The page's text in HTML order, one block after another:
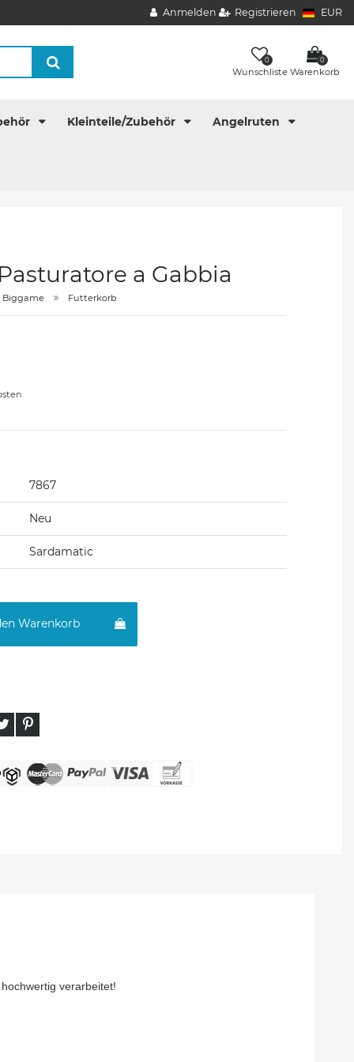
Anmelden Registrieren EUR
0
Wunschliste
0
Warenkorb
Kleinteile/Zubehör Angelruten
a Gabbia
Biggame Futterkorb
7867
Neu
Sardamatic
Warenkorb
verarbeitet!